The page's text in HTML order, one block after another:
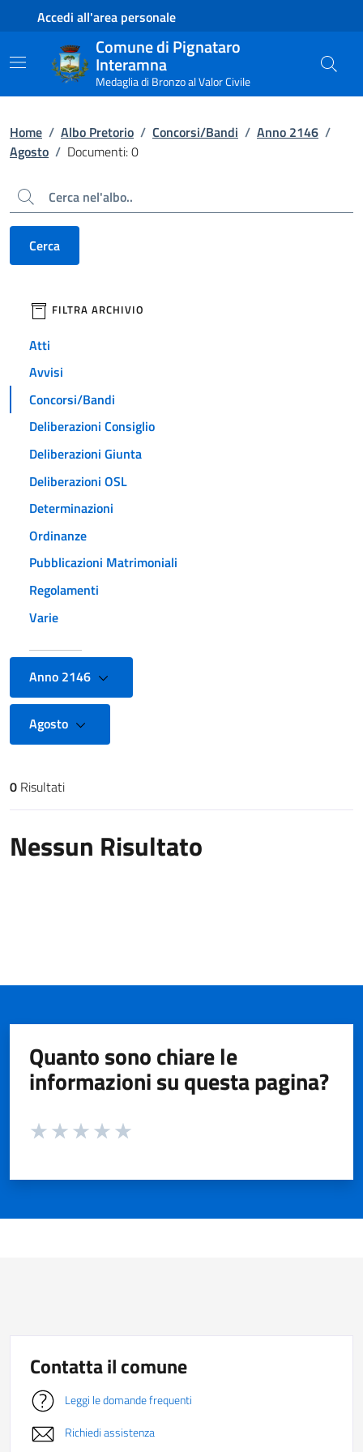
Contenuto principale
Piede di paginaAccedi all'area personale
Comune di Pignataro
Interamna
Medaglia di Bronzo al Valor Civile
Home / Albo Pretorio / Concorsi/Bandi / Anno 2146 /
Agosto / Documenti: 0
Cerca
Cerca
filtri da applicare
FILTRA ARCHIVIO
Atti
Avvisi
Concorsi/Bandi
Deliberazioni Consiglio
Deliberazioni Giunta
Deliberazioni OSL
Determinazioni
Ordinanze
Pubblicazioni Matrimoniali
Regolamenti
Varie
Anno 2146
Agosto
Risultati di ricerca
0 Risultati
Nessun Risultato
Quanto sono chiare le
informazioni su questa pagina?
Valuta da 1 a 5 stelle la pagina
Contatta il comune
Leggi le domande frequenti
Richiedi assistenza